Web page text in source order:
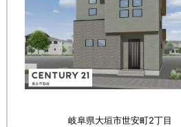
岐阜県大垣市世安町2丁目